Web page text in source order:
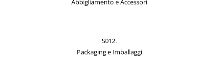
Abbigliamento e Accessori
S012.
Packaging e Imballaggi